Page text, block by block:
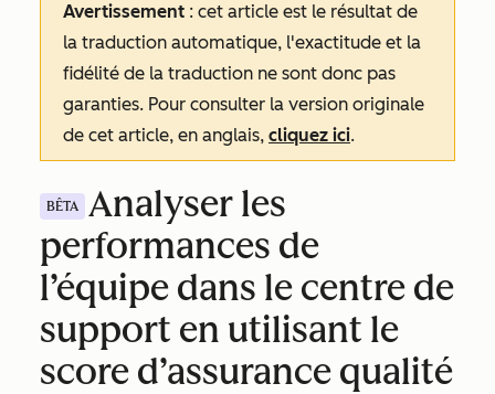
Avertissement : cet article est le résultat de
la traduction automatique, l'exactitude et la
fidélité de la traduction ne sont donc pas
garanties. Pour consulter la version originale
de cet article, en anglais, cliquez ici.
BÊTA
Analyser les
performances de
l’équipe dans le centre de
support en utilisant le
score d’assurance qualité